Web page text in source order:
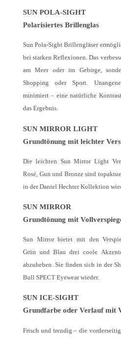
SUN POLA-SIGHT
Polarisiertes Brillenglas
Sun Pola-Sight Brillengläser
bei starken Reflexionen. Das
am Meer oder im Gebirge,
Shopping oder Sport.
minimiert – eine natürliche
das Ergebnis.
SUN MIRROR LIGHT
Grundtönung mit leichter
Die leichten Sun Mirror Light
Rosé, Gun und Bronze sind
in der Daniel Hechter Kollektion
SUN MIRROR
Grundtönung mit
Sun Mirror bietet mit den
Grün und Blau drei coole
abzuheben. Sie finden sich in der
Bull SPECT Eyewear wieder.
SUN ICE-SIGHT
Grundfarbe oder Verlauf mit
Frisch und trendig – die